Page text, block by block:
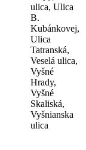
ulica, Ulica
B.
Kubánkovej,
Ulica
Tatranská,
Veselá ulica,
Vyšné
Hrady,
Vyšné
Skaliská,
Vyšnianska
ulica